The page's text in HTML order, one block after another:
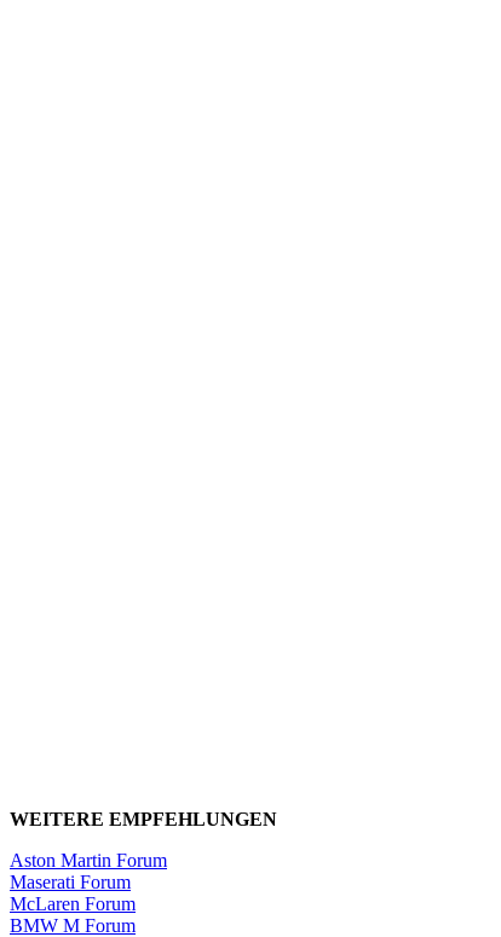
WEITERE EMPFEHLUNGEN
Aston Martin Forum
Maserati Forum
McLaren Forum
BMW M Forum